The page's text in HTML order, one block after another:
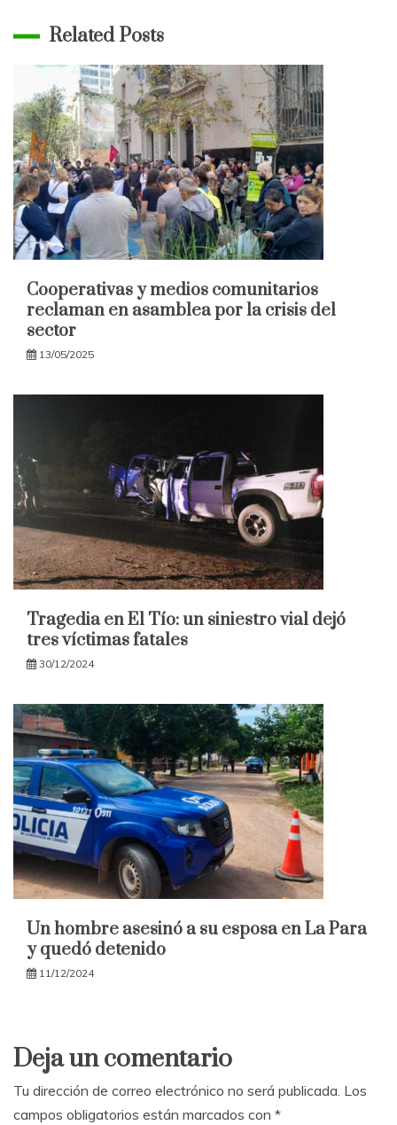
Related Posts
Cooperativas y medios comunitarios
reclaman en asamblea por la crisis del
sector
13/05/2025
Tragedia en El Tío: un siniestro vial dejó
tres víctimas fatales
30/12/2024
Un hombre asesinó a su esposa en La Para
y quedó detenido
11/12/2024
Deja un comentario
Tu dirección de correo electrónico no será publicada. Los
campos obligatorios están marcados con *